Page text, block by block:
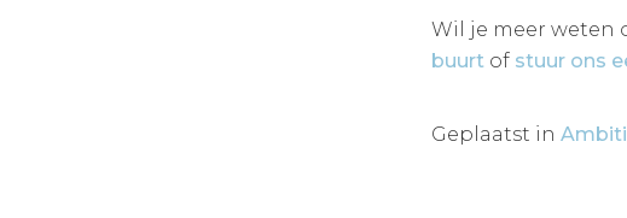
Wil je meer weten
buurtof stuur ons
Geplaatst in